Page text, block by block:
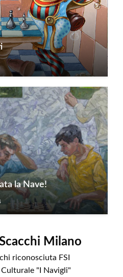
la Nave!
Milano
riconosciuta FSI
"I Navigli"